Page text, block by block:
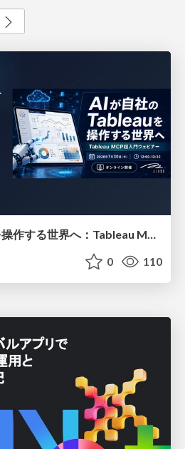
AIが自社のTableauを操作する世界へ：Tableau MCP超入門
0 110